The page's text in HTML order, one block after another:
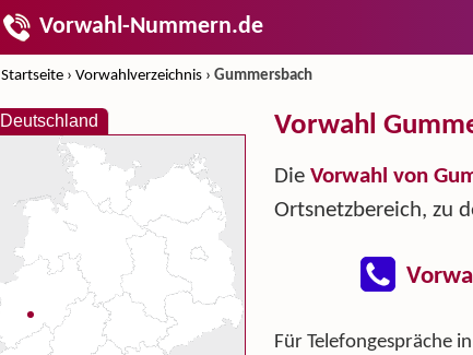
Vorwahl-Nummern.de
Startseite › Vorwahlverzeichnis › Gummersbach
Vorwahl
Die Vorwahl von
Ortsnetzbereich, zu
Für Telefongespräche